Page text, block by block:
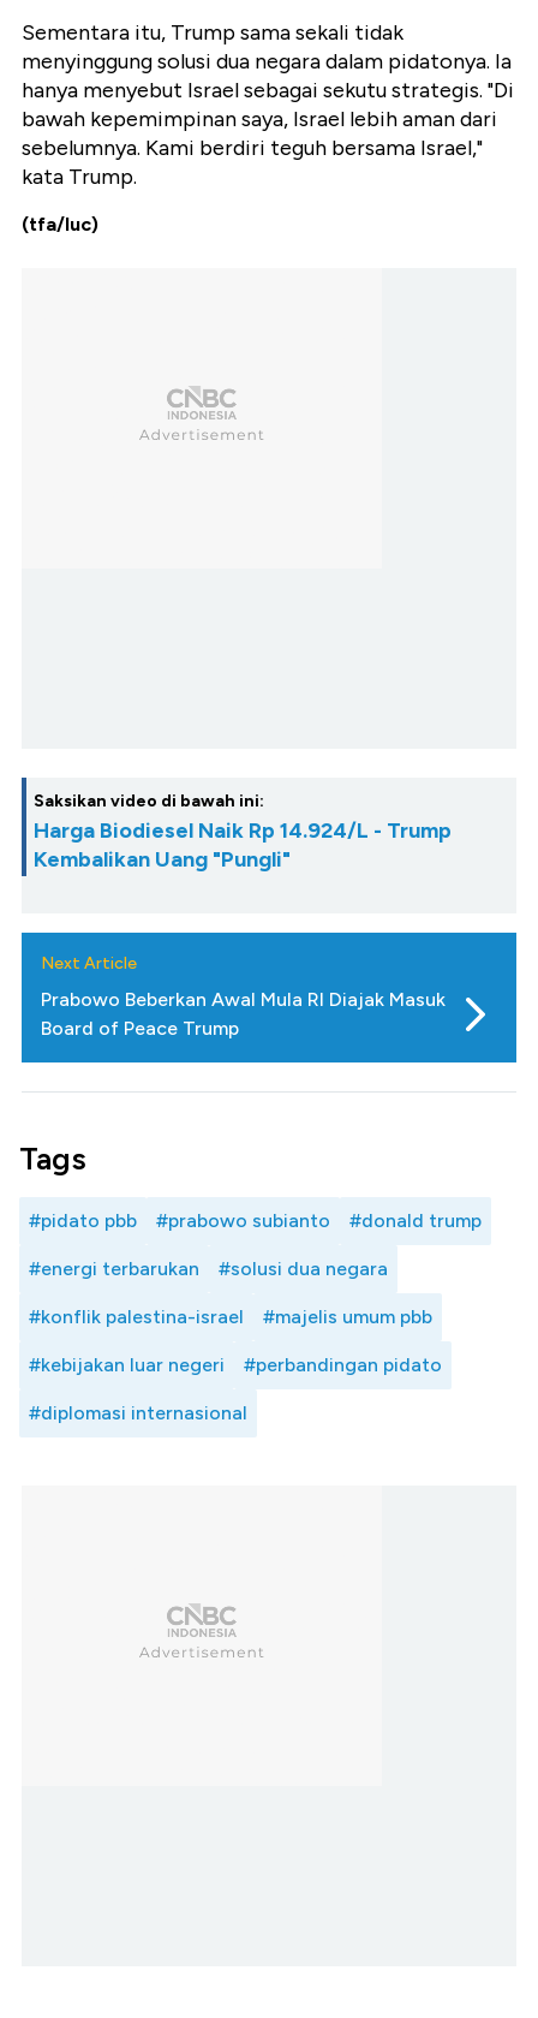
Sementara itu, Trump sama sekali tidak
menyinggung solusi dua negara dalam pidatonya. Ia
hanya menyebut Israel sebagai sekutu strategis. "Di
bawah kepemimpinan saya, Israel lebih aman dari
sebelumnya. Kami berdiri teguh bersama Israel,"
kata Trump.
(tfa/luc)
Saksikan video di bawah ini:
Harga Biodiesel Naik Rp 14.924/L - Trump
Kembalikan Uang "Pungli"
Next Article
Prabowo Beberkan Awal Mula RI Diajak Masuk
Board of Peace Trump
Tags
#pidato pbb #prabowo subianto #donald trump
#energi terbarukan #solusi dua negara
#konflik palestina-israel #majelis umum pbb
#kebijakan luar negeri #perbandingan pidato
#diplomasi internasional